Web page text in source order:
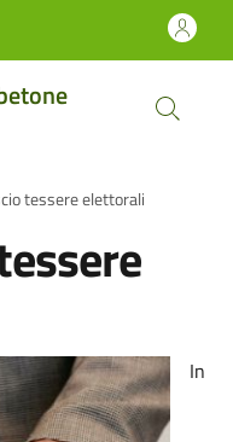
tessere elettorali
In